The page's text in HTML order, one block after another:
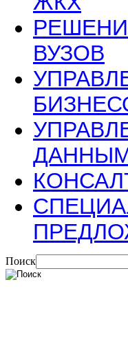
ВУЗОВ
Поиск